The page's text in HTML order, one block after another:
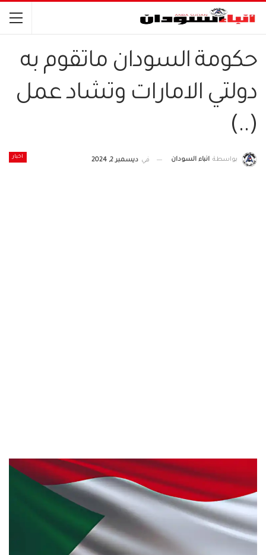
حكومة السودان ماتقوم به
دولتي الامارات وتشاد عمل
(..)
اخبار بواسطة انباء السودان في ديسمبر 2, 2024